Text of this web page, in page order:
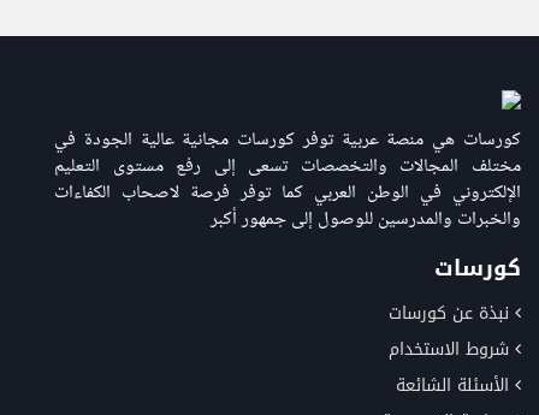
كورسات هي منصة عربية توفر كورسات مجانية عالية الجودة في
مختلف المجالات والتخصصات تسعى إلى رفع مستوى التعليم
الإلكتروني في الوطن العربي كما توفر فرصة لاصحاب الكفاءات
والخبرات والمدرسين للوصول إلى جمهور أكبر
كورسات
نبذة عن كورسات
شروط الاستخدام
الأسئلة الشائعة